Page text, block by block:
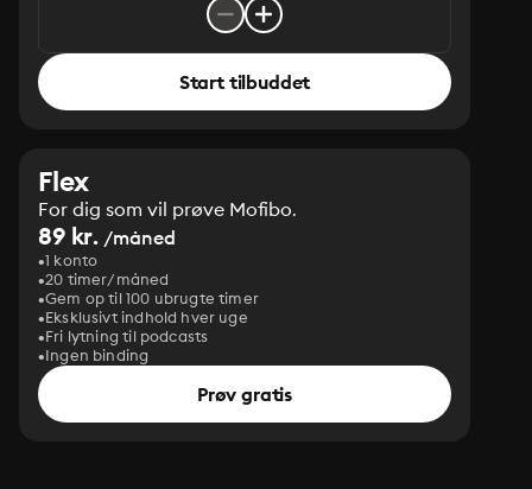
Start tilbuddet
Flex
For dig som vil prøve Mofibo.
89 kr. /måned
1 konto
20 timer/måned
Gem op til 100 ubrugte timer
Eksklusivt indhold hver uge
Fri lytning til podcasts
Ingen binding
Prøv gratis